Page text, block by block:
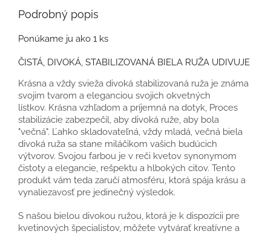
Podrobný popis
Ponúkame ju ako 1 ks
ČISTÁ, DIVOKÁ, STABILIZOVANÁ BIELA RUŽA UDIVUJE
Krásna a vždy svieža divoká stabilizovaná ruža je známa
svojim tvarom a eleganciou svojich okvetných
lístkov. Krásna vzhľadom a príjemná na dotyk, Proces
stabilizácie zabezpečil, aby divoká ruže, aby bola
"večná". Ľahko skladovateľná, vždy mladá, večná biela
divoká ruža sa stane miláčikom vašich budúcich
výtvorov. Svojou farbou je v reči kvetov synonymom
čistoty a elegancie, rešpektu a hlbokých citov. Tento
produkt vám teda zaručí atmosféru, ktorá spája krásu a
vynaliezavosť pre jedinečný výsledok.
S našou bielou divokou ružou, ktorá je k dispozícii pre
kvetinových špecialistov, môžete vytvárať kreatívne a